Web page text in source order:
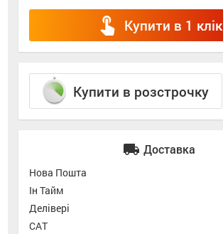
touch_app Купити в 1 клік
Купити в розстрочку
local_shipping Доставка
Нова Пошта
Ін Тайм
Делівері
САТ